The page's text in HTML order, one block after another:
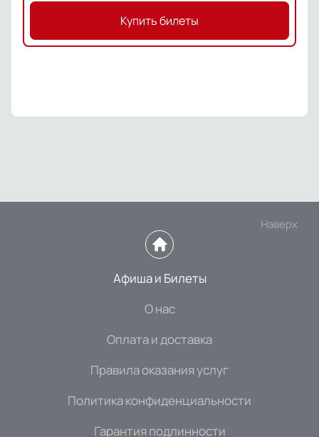
Купить билеты
Наверх
Афиша и Билеты
О нас
Оплата и доставка
Правила оказания услуг
Политика конфиденциальности
Гарантия подлинности